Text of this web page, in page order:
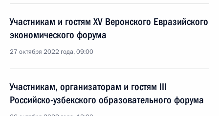
Участникам и гостям XV Веронского Евразийского
экономического форума
27 октября 2022 года, 09:00
Участникам, организаторам и гостям III
Российско-узбекского образовательного форума